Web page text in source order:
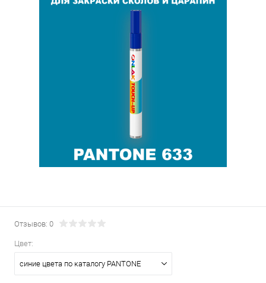
Отзывов: 0
Цвет:
синие цвета по каталогу PANTONE